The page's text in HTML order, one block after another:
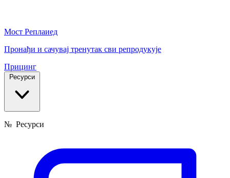
Мост Реплаиед
Пронађи и сачувај тренутак сви репродукује
Прицинг
Ресурси
№ Ресурси